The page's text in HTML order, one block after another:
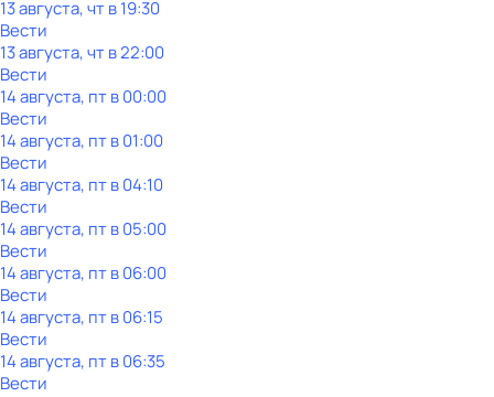
13 августа, чт в 19:30
Вести
13 августа, чт в 22:00
Вести
14 августа, пт в 00:00
Вести
14 августа, пт в 01:00
Вести
14 августа, пт в 04:10
Вести
14 августа, пт в 05:00
Вести
14 августа, пт в 06:00
Вести
14 августа, пт в 06:15
Вести
14 августа, пт в 06:35
Вести